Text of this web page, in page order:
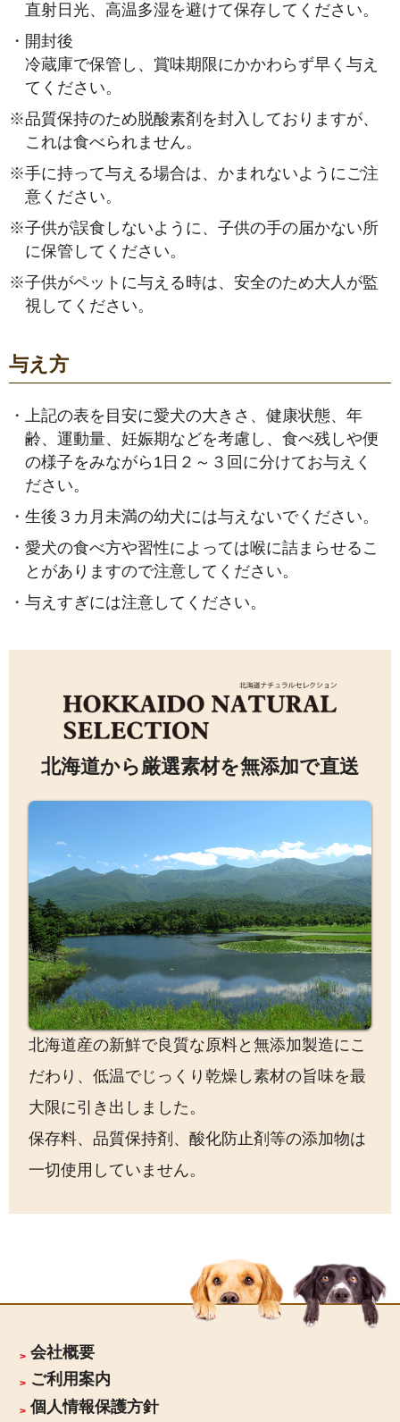
直射日光、高温多湿を避けて保存してください。
・ 開封後
冷蔵庫で保管し、賞味期限にかかわらず早く与え
てください。
※品質保持のため脱酸素剤を封入しておりますが、
これは食べられません。
※手に持って与える場合は、かまれないようにご注
意ください。
※子供が誤食しないように、子供の手の届かない所
に保管してください。
※子供がペットに与える時は、安全のため大人が監
視してください。
与え方
・
上記の表を目安に愛犬の大きさ、健康状態、年
齢、運動量、妊娠期などを考慮し、食べ残しや便
の様子をみながら1日２～３回に分けてお与えく
ださい。
・ 生後３カ月未満の幼犬には与えないでください。
・ 愛犬の食べ方や習性によっては喉に詰まらせるこ
とがありますので注意してください。
・ 与えすぎには注意してください。
北海道から厳選素材を無添加で直送
北海道産の新鮮で良質な原料と無添加製造にこ
だわり、低温でじっくり乾燥し素材の旨味を最
大限に引き出しました。
保存料、品質保持剤、酸化防止剤等の添加物は
一切使用していません。
会社概要
ご利用案内
個人情報保護方針